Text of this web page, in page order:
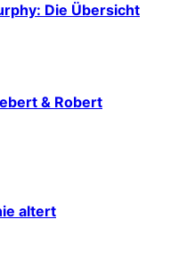
Die Übersicht
& Robert
altert